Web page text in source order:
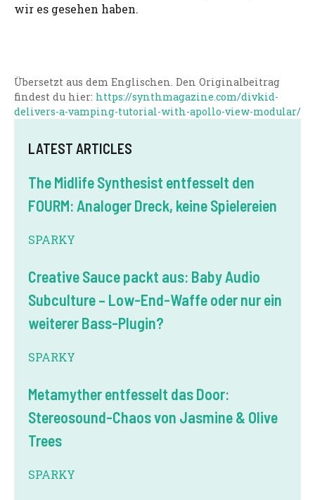
wir es gesehen haben.
Übersetzt aus dem Englischen. Den Originalbeitrag
findest du hier: https://synthmagazine.com/divkid-
delivers-a-vamping-tutorial-with-apollo-view-modular/
LATEST ARTICLES
The Midlife Synthesist entfesselt den
FOURM: Analoger Dreck, keine Spielereien
SPARKY
Creative Sauce packt aus: Baby Audio
Subculture – Low-End-Waffe oder nur ein
weiterer Bass-Plugin?
SPARKY
Metamyther entfesselt das Door:
Stereosound-Chaos von Jasmine & Olive
Trees
SPARKY